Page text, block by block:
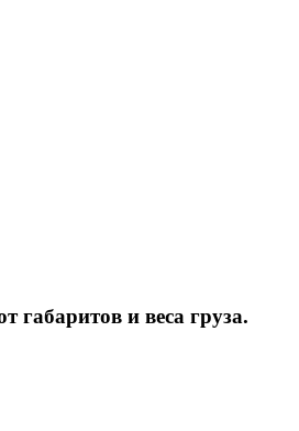
габаритов и веса груза.